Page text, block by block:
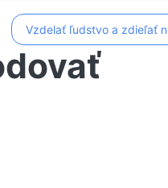
Vzdelať ľudstvo a zdieľať